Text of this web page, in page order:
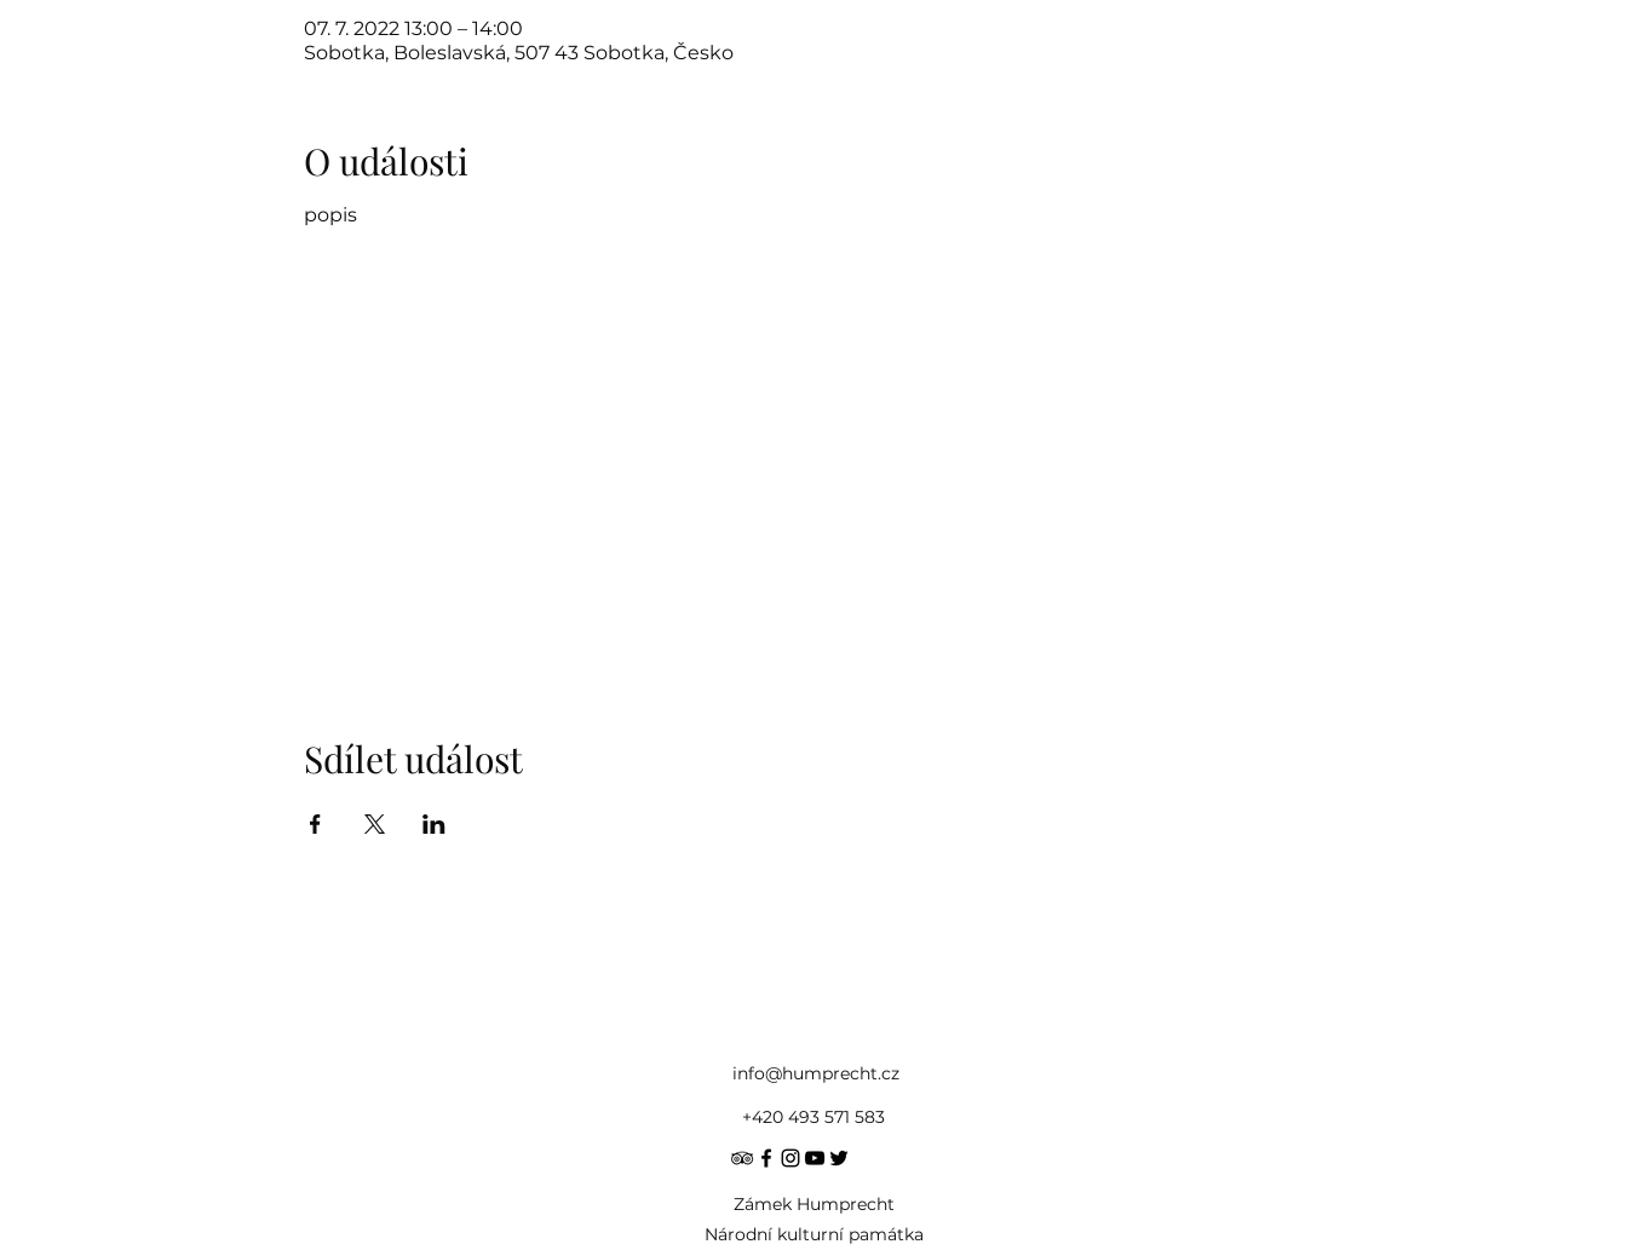
07. 7. 2022 13:00 – 14:00
Sobotka, Boleslavská, 507 43 Sobotka, Česko
O události
popis
Sdílet událost
info@humprecht.cz
+420 493 571 583
Zámek Humprecht
Národní kulturní památka